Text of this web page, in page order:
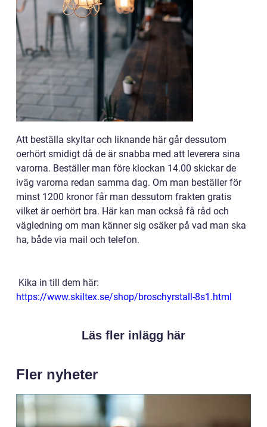
Att beställa skyltar och liknande här går dessutom
oerhört smidigt då de är snabba med att leverera sina
varorna. Beställer man före klockan 14.00 skickar de
iväg varorna redan samma dag. Om man beställer för
minst 1200 kronor får man dessutom frakten gratis
vilket är oerhört bra. Här kan man också få råd och
vägledning om man känner sig osäker på vad man ska
ha, både via mail och telefon.
Kika in till dem här:
https://www.skiltex.se/shop/broschyrstall-8s1.html
Läs fler inlägg här
Fler nyheter